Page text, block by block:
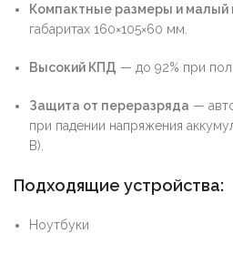
Компактные размеры и малый
габаритах 160×105×60 мм.
Высокий КПД — до 92% при
Защита от переразряда —
при падении напряжения
В).
Подходящие устройства:
Ноутбуки